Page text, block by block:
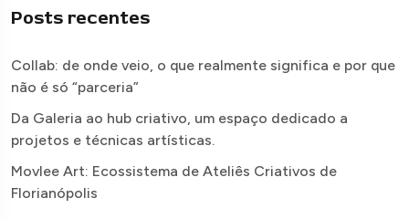
Posts recentes
Collab: de onde veio, o que realmente significa e por que
não é só “parceria”
Da Galeria ao hub criativo, um espaço dedicado a
projetos e técnicas artísticas.
Movlee Art: Ecossistema de Ateliês Criativos de
Florianópolis